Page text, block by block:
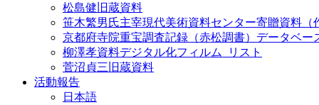
松島健旧蔵資料
笹木繁男氏主宰現代美術資料センター寄贈資料（
京都府寺院重宝調査記録（赤松調書）データベー
柳澤孝資料デジタル化フィルム_リスト
菅沼貞三旧蔵資料
活動報告
日本語